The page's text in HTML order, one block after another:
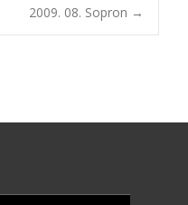
2009. 08. Sopron →